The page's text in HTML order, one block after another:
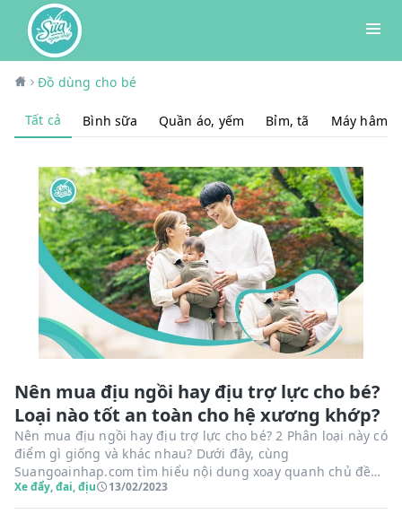
Đồ dùng cho bé
Tất cả Bình sữa Quần áo, yếm Bỉm, tã Máy hâm,
Nên mua địu ngồi hay địu trợ lực cho bé?
Loại nào tốt an toàn cho hệ xương khớp?
Nên mua địu ngồi hay địu trợ lực cho bé? 2 Phân loại này có
điểm gì giống và khác nhau? Dưới đây, cùng
Suangoainhap.com tìm hiểu nội dung xoay quanh chủ đề
này giúp mẹ đưa ra lựa chọn phù hợp nhất cho bé yêu nhé!
Xe đẩy, đai, địu 13/02/2023